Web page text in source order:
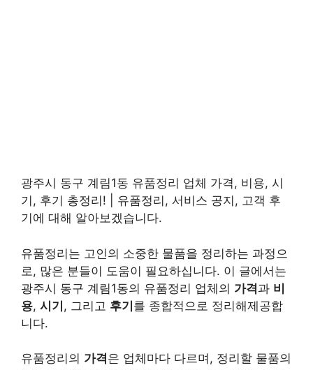
광주시 동구 계림1동 유품정리 업체 가격, 비용, 시
기, 후기 총정리! | 유품정리, 서비스 공지, 고객 후
기에 대해 알아보겠습니다.
유품정리는 고인의 소중한 물품을 정리하는 과정으
로, 많은 분들이 도움이 필요하십니다. 이 글에서는
광주시 동구 계림1동의 유품정리 업체의 가격과 비
용, 시기, 그리고 후기를 종합적으로 정리해제공합
니다.
유품정리의 가격은 업체마다 다르며, 정리할 물품의